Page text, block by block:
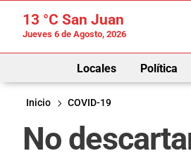
13 °C San Juan
Jueves 6 de Agosto, 2026
Locales Política
Inicio
COVID-19
No